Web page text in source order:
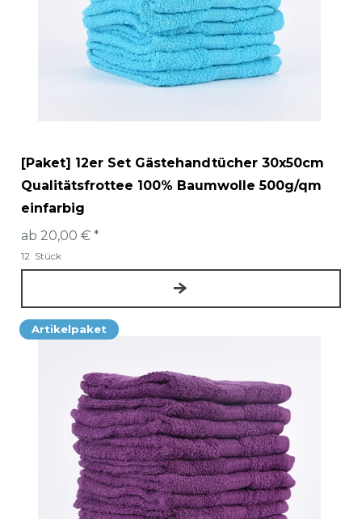
[Paket] 12er Set Gästehandtücher 30x50cm
Qualitätsfrottee 100% Baumwolle 500g/qm
einfarbig
ab 20,00 € *
12 Stück
Artikelpaket